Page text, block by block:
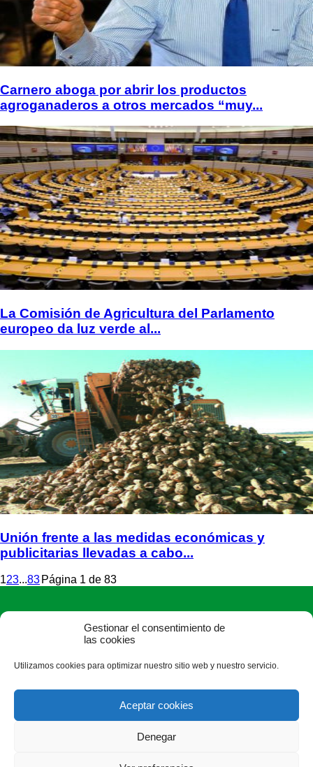
Gestionar el consentimiento de
las cookies
Utilizamos cookies para optimizar nuestro sitio web y nuestro servicio.
Aceptar cookies
Denegar
Carnero aboga por abrir los productos
agroganaderos a otros mercados “muy...
La Comisión de Agricultura del Parlamento
europeo da luz verde al...
Unión frente a las medidas económicas y
publicitarias llevadas a cabo...
123...83 Página 1 de 83
ASAJA Soria - Jóvenes Agricultores
C/ J, 0 s/n (Pol. Ind. Las Casas-Vivero de Empresas) - 42005
Soria - España · Tel.: +34 975 228 539